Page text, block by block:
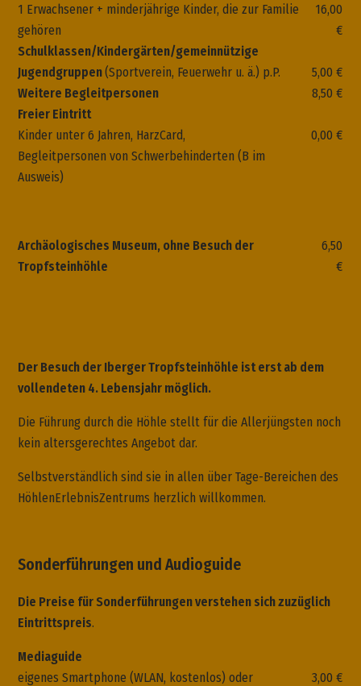
1 Erwachsener + minderjährige Kinder, die zur Familie
gehören
16,00
€
Schulklassen/Kindergärten/gemeinnützige
Jugendgruppen(Sportverein, Feuerwehr u. ä.) p.P.
5,00 €
Weitere Begleitpersonen
8,50 €
Freier Eintritt
Kinder unter 6 Jahren, HarzCard,
Begleitpersonen von Schwerbehinderten (B im
Ausweis)
0,00 €
Archäologisches Museum, ohne Besuch der
Tropfsteinhöhle
6,50
€
Der Besuch der Iberger Tropfsteinhöhle ist erst ab dem
vollendeten 4. Lebensjahr möglich.
Die Führung durch die Höhle stellt für die Allerjüngsten noch
kein altersgerechtes Angebot dar.
Selbstverständlich sind sie in allen über Tage-Bereichen des
HöhlenErlebnisZentrums herzlich willkommen.
Sonderführungen und Audioguide
Die Preise für Sonderführungen verstehen sich zuzüglich
Eintrittspreis.
Mediaguide
eigenes Smartphone (WLAN, kostenlos) oder
3,00 €